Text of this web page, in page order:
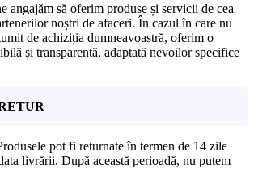
să oferim produse și servicii de cea
noștri de afaceri. În cazul în care nu
de achiziția dumneavoastră, oferim o
și transparentă, adaptată nevoilor specifice
pot fi returnate în termen de 14 zile
livrării. După această perioadă, nu putem